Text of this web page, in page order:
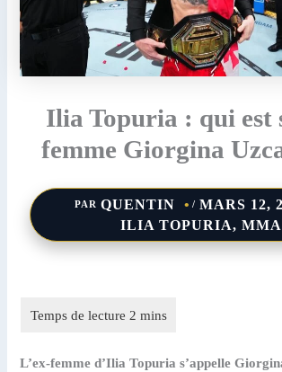
Ilia Topuria : qui est
femme Giorgina
PAR QUENTIN / MARS 12,
ILIA TOPURIA, MMA
L’ex-femme d’Ilia Topuria s’appelle